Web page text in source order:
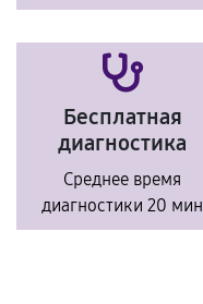
Бесплатная
диагностика
Среднее время
диагностики 20 мин